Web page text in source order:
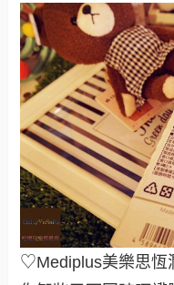
♡Mediplus美樂思恆